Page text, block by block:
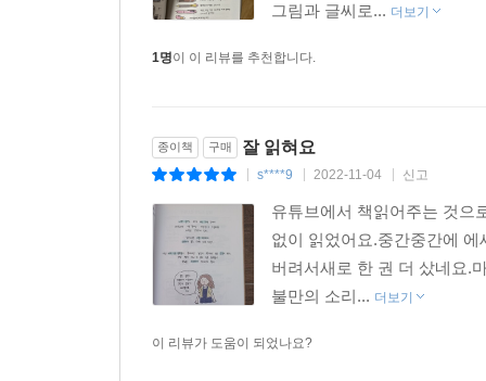
그림과 글씨로... 더보기
1명이 이 리뷰를 추천합니다.
종이책 구매 잘 읽혀요
s****9 2022-11-04 신고
유튜브에서 책읽어주는 것으
없이 읽었어요.중간중간에
버려서새로 한 권 더 샀네요.
불만의 소리... 더보기
이 리뷰가 도움이 되었나요?